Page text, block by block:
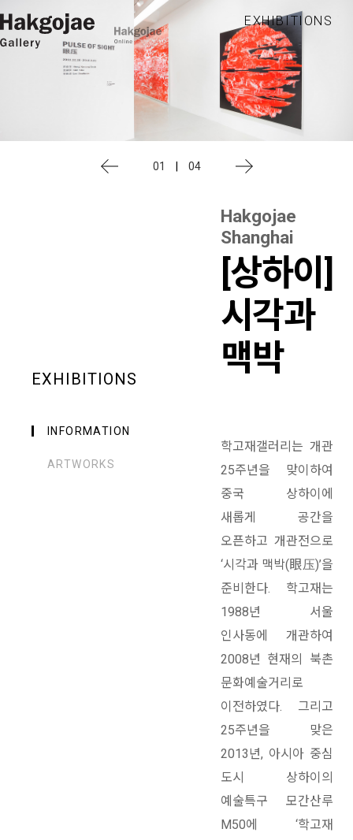
EXHIBITIONS
01 04
EXHIBITIONS
INFORMATION
ARTWORKS
Hakgojae
Shanghai
[상하이]
시각과
맥박
학고재갤러리는 개관
25주년을 맞이하여
중국 상하이에
새롭게 공간을
오픈하고 개관전으로
‘시각과 맥박(眼压)’을
준비한다. 학고재는
1988년 서울
인사동에 개관하여
2008년 현재의 북촌
문화예술거리로
이전하였다. 그리고
25주년을 맞은
2013년, 아시아 중심
도시 상하이의
예술특구 모간산루
M50에 ‘학고재